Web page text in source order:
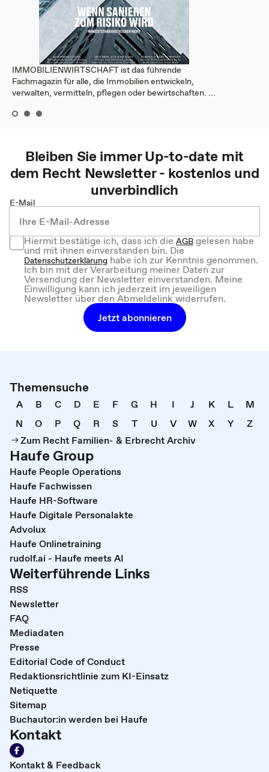
IMMOBILIENWIRTSCHAFT ist das führende
Fachmagazin für alle, die Immobilien entwickeln,
verwalten, vermitteln, pflegen oder bewirtschaften. ...
Bleiben Sie immer Up-to-date mit
dem Recht Newsletter - kostenlos und
unverbindlich
E-Mail
Hiermit bestätige ich, dass ich dieAGBgelesen habe
und mit ihnen einverstanden bin. Die
Datenschutzerklärung habe ich zur Kenntnis genommen.
Ich bin mit der Verarbeitung meiner Daten zur
Versendung der Newsletter einverstanden. Meine
Einwilligung kann ich jederzeit im jeweiligen
Newsletter über den Abmeldelink widerrufen.
Jetzt abonnieren
Themensuche
A B C D E F G H I J K L
M
N
O P Q R S T U V W X Y
Z
Zum Recht Familien- & Erbrecht Archiv
Haufe Group
Haufe People Operations
Haufe Fachwissen
Haufe HR-Software
Haufe Digitale Personalakte
Advolux
Haufe Onlinetraining
rudolf.ai - Haufe meets AI
Weiterführende Links
RSS
Newsletter
FAQ
Mediadaten
Presse
Editorial Code of Conduct
Redaktionsrichtlinie zum KI-Einsatz
Netiquette
Sitemap
Buchautor:in werden bei Haufe
Kontakt
Kontakt & Feedback